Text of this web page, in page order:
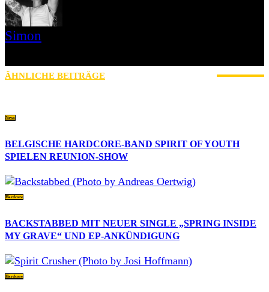
Simon
ÄHNLICHE BEITRÄGE
News
BELGISCHE HARDCORE-BAND SPIRIT OF YOUTH
SPIELEN REUNION-SHOW
Hardcore
BACKSTABBED MIT NEUER SINGLE „SPRING INSIDE
MY GRAVE“ UND EP-ANKÜNDIGUNG
Hardcore